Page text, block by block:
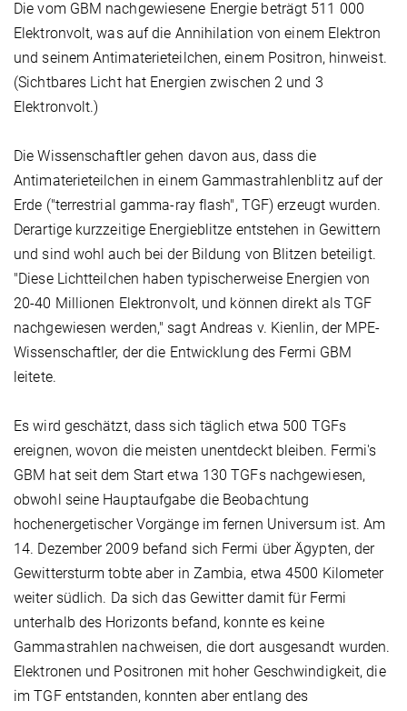
Die vom GBM nachgewiesene Energie beträgt 511 000
Elektronvolt, was auf die Annihilation von einem Elektron
und seinem Antimaterieteilchen, einem Positron, hinweist.
(Sichtbares Licht hat Energien zwischen 2 und 3
Elektronvolt.)
Die Wissenschaftler gehen davon aus, dass die
Antimaterieteilchen in einem Gammastrahlenblitz auf der
Erde ("terrestrial gamma-ray flash", TGF) erzeugt wurden.
Derartige kurzzeitige Energieblitze entstehen in Gewittern
und sind wohl auch bei der Bildung von Blitzen beteiligt.
"Diese Lichtteilchen haben typischerweise Energien von
20-40 Millionen Elektronvolt, und können direkt als TGF
nachgewiesen werden," sagt Andreas v. Kienlin, der MPE-
Wissenschaftler, der die Entwicklung des Fermi GBM
leitete.
Es wird geschätzt, dass sich täglich etwa 500 TGFs
ereignen, wovon die meisten unentdeckt bleiben. Fermi's
GBM hat seit dem Start etwa 130 TGFs nachgewiesen,
obwohl seine Hauptaufgabe die Beobachtung
hochenergetischer Vorgänge im fernen Universum ist. Am
14. Dezember 2009 befand sich Fermi über Ägypten, der
Gewittersturm tobte aber in Zambia, etwa 4500 Kilometer
weiter südlich. Da sich das Gewitter damit für Fermi
unterhalb des Horizonts befand, konnte es keine
Gammastrahlen nachweisen, die dort ausgesandt wurden.
Elektronen und Positronen mit hoher Geschwindigkeit, die
im TGF entstanden, konnten aber entlang des